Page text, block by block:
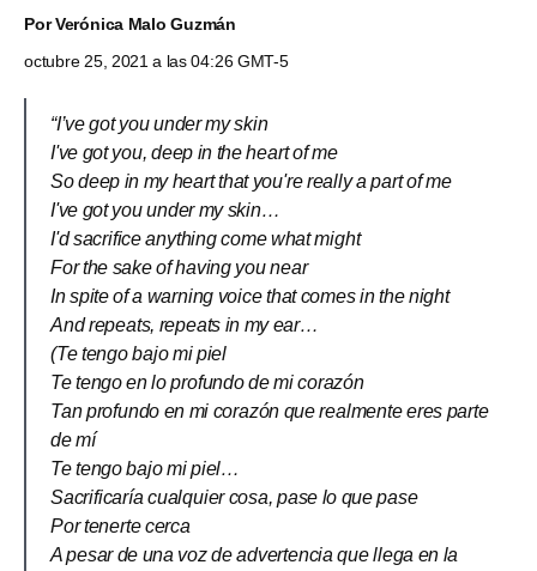
PorVerónica Malo Guzmán
octubre 25, 2021 a las 04:26 GMT-5
“I’ve got you under my skin
I've got you, deep in the heart of me
So deep in my heart that you're really a part of me
I've got you under my skin…
I'd sacrifice anything come what might
For the sake of having you near
In spite of a warning voice that comes in the night
And repeats, repeats in my ear…
(Te tengo bajo mi piel
Te tengo en lo profundo de mi corazón
Tan profundo en mi corazón que realmente eres parte
de mí
Te tengo bajo mi piel…
Sacrificaría cualquier cosa, pase lo que pase
Por tenerte cerca
A pesar de una voz de advertencia que llega en la